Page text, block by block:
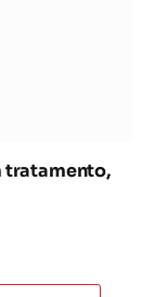
tratamento,